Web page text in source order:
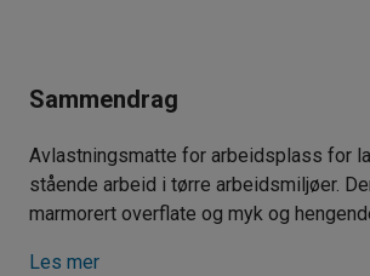
Sammendrag
Avlastningsmatte for arbeidsplass for
stående arbeid i tørre arbeidsmiljøer.
marmorert overflate og myk og
Les mer